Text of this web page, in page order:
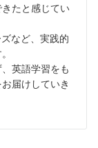
たと感じてい
など、実践的
英語学習をも
届けしていき